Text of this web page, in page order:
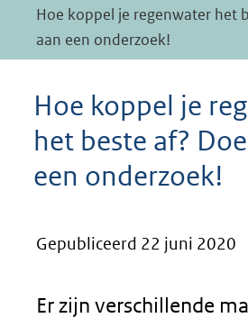
Hoe koppel je regenwater het
aan een onderzoek!
Hoe koppel je
het beste af?
een onderzoek!
Gepubliceerd 22 juni 2020
Er zijn verschillende